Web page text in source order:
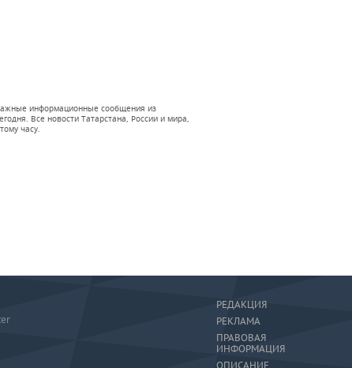
информационные сообщения из
Все новости Татарстана, России и мира,
часу.
РЕДАКЦИЯ
РЕКЛАМА
ПРАВОВАЯ
ИНФОРМАЦИЯ
ОПИСАНИЕ